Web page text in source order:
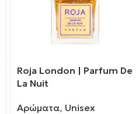
Roja London | Parfum De
La Nuit
Αρώματα, Unisex